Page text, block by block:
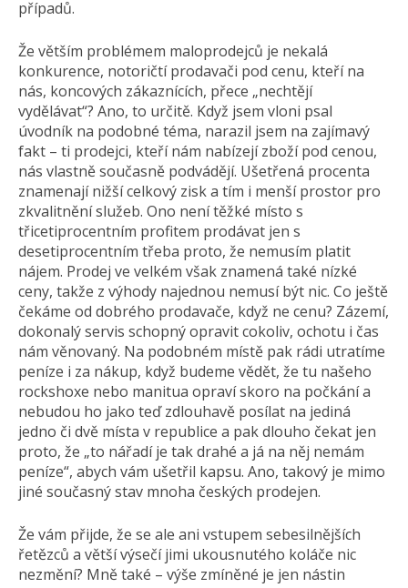
případů.
Že větším problémem maloprodejců je nekalá
konkurence, notoričtí prodavači pod cenu, kteří na
nás, koncových zákaznících, přece „nechtějí
vydělávat“? Ano, to určitě. Když jsem vloni psal
úvodník na podobné téma, narazil jsem na zajímavý
fakt – ti prodejci, kteří nám nabízejí zboží pod cenou,
nás vlastně současně podvádějí. Ušetřená procenta
znamenají nižší celkový zisk a tím i menší prostor pro
zkvalitnění služeb. Ono není těžké místo s
třicetiprocentním profitem prodávat jen s
desetiprocentním třeba proto, že nemusím platit
nájem. Prodej ve velkém však znamená také nízké
ceny, takže z výhody najednou nemusí být nic. Co ještě
čekáme od dobrého prodavače, když ne cenu? Zázemí,
dokonalý servis schopný opravit cokoliv, ochotu i čas
nám věnovaný. Na podobném místě pak rádi utratíme
peníze i za nákup, když budeme vědět, že tu našeho
rockshoxe nebo manitua opraví skoro na počkání a
nebudou ho jako teď zdlouhavě posílat na jediná
jedno či dvě místa v republice a pak dlouho čekat jen
proto, že „to nářadí je tak drahé a já na něj nemám
peníze“, abych vám ušetřil kapsu. Ano, takový je mimo
jiné současný stav mnoha českých prodejen.
Že vám přijde, že se ale ani vstupem sebesilnějších
řetězců a větší výsečí jimi ukousnutého koláče nic
nezmění? Mně také – výše zmíněné je jen nástin